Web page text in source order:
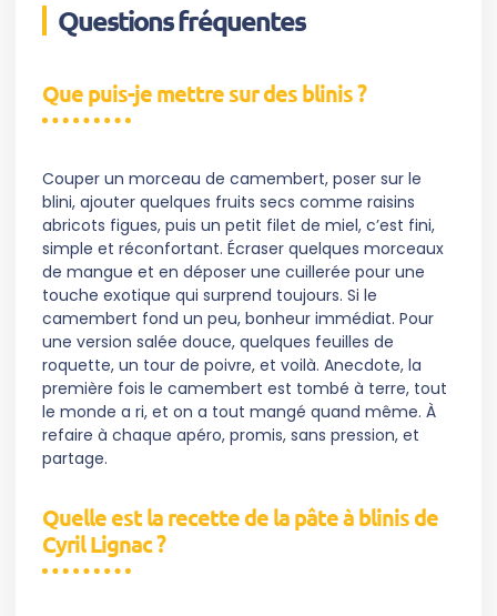
Questions fréquentes
Que puis-je mettre sur des blinis ?
Couper un morceau de camembert, poser sur le
blini, ajouter quelques fruits secs comme raisins
abricots figues, puis un petit filet de miel, c’est fini,
simple et réconfortant. Écraser quelques morceaux
de mangue et en déposer une cuillerée pour une
touche exotique qui surprend toujours. Si le
camembert fond un peu, bonheur immédiat. Pour
une version salée douce, quelques feuilles de
roquette, un tour de poivre, et voilà. Anecdote, la
première fois le camembert est tombé à terre, tout
le monde a ri, et on a tout mangé quand même. À
refaire à chaque apéro, promis, sans pression, et
partage.
Quelle est la recette de la pâte à blinis de
Cyril Lignac ?